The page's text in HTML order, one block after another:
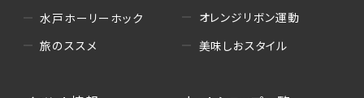
水戸ホーリーホック
旅のススメ
オレンジリボン運動
美味しおスタイル